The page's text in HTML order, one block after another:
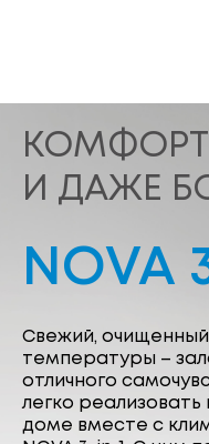
И ДАЖЕ
NOVA
Свежий,
температуры –
отличного
легко
доме вместе с